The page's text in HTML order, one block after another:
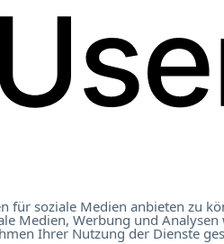
soziale Medien anbieten zu
Medien, Werbung und
Ihrer Nutzung der Dienste